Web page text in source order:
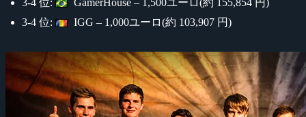
3-4 位:
IGG – 1,000ユーロ(約 103,907 円)